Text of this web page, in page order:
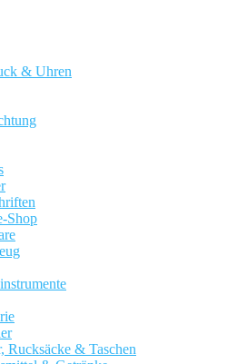
& Uhren
Shop
Rucksäcke & Taschen